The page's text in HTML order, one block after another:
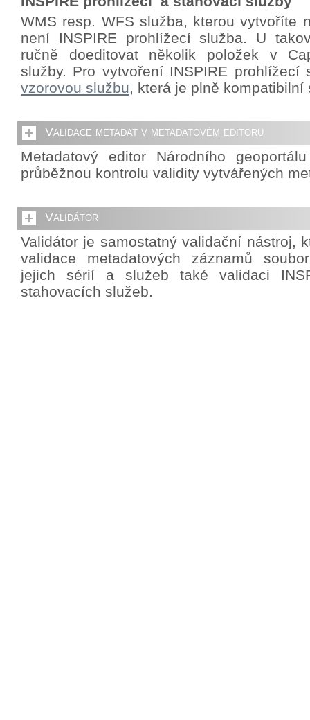
WMS resp. WFS služba, kterou vytvoříte
není INSPIRE prohlížecí služba. U
ručně doeditovat několik položek v
služby. Pro vytvoření INSPIRE prohlížecí
vzorovou službu, která je plně kompatibilní
Validace metadat v metadatovém editoru
Metadatový editor Národního
průběžnou kontrolu validity vytvářených
Validátor
Validátor je samostatný validační nástroj,
validace metadatových záznamů
jejich sérií a služeb také validaci
stahovacích služeb.